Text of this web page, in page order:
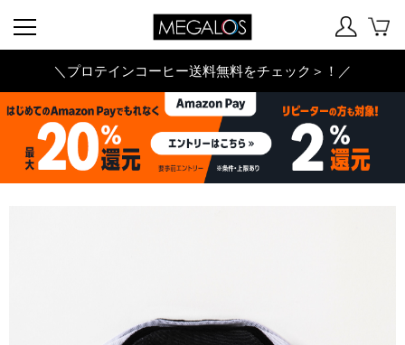
＼プロテインコーヒー送料無料をチェック＞！／